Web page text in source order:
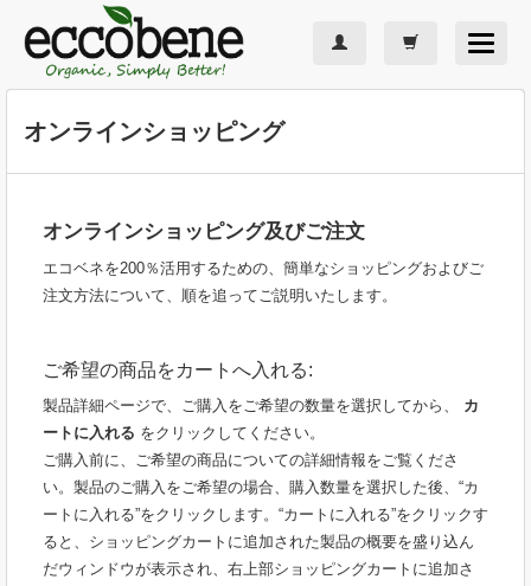
Toggle
オンラインショッピング
オンラインショッピング及びご注文
エコベネを200％活用するための、簡単なショッピングおよびご
注文方法について、順を追ってご説明いたします。
ご希望の商品をカートへ入れる:
製品詳細ページで、ご購入をご希望の数量を選択してから、 カ
ートに入れる をクリックしてください。
ご購入前に、ご希望の商品についての詳細情報をご覧くださ
い。製品のご購入をご希望の場合、購入数量を選択した後、“カ
ートに入れる”をクリックします。“カートに入れる”をクリックす
ると、ショッピングカートに追加された製品の概要を盛り込ん
だウィンドウが表示され、右上部ショッピングカートに追加さ